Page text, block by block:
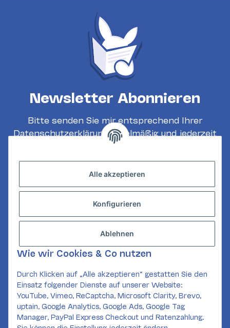
Newsletter Abonnieren
Bitte senden Sie mir entsprechend Ihrer
Datenschutzerklärungregelmäßig und jederzeit
widerruflich Informationen zu Ihrem
GESETZLICHE INFORMATIONEN
KONTAKT
SOCIAL MEDIA
Alle akzeptieren
Konfigurieren
Ablehnen
Wie wir Cookies & Co nutzen
Durch Klicken auf „Alle akzeptieren“ gestatten Sie den
Einsatz folgender Dienste auf unserer Website:
YouTube, Vimeo, ReCaptcha, Microsoft Clarity, Brevo,
uptain, Google Analytics, Google Ads, Google Tag
Manager, PayPal Express Checkout und Ratenzahlung.